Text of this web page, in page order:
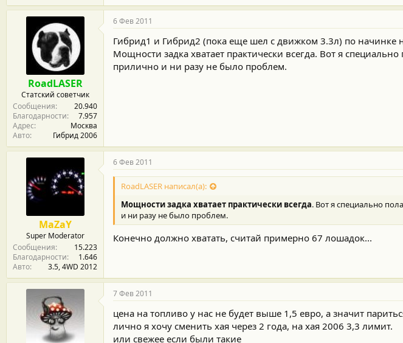
RoadLASER
Статский советчик
Сообщения
20.940
Благодарности
7.957
Адрес
Москва
Авто
Гибрид 2006
6 Фев 2011
Гибрид1 и Гибрид2 (пока еще шел с движком 3.3л) по начинке
Мощности задка хватает практически всегда. Вот я
прилично и ни разу не было проблем.
MaZaY
Super Moderator
Сообщения
15.223
Благодарности
1.646
Авто
3.5, 4WD 2012
6 Фев 2011
RoadLASER написал(а):
Мощности задка хватает практически всегда. Вот я специально
и ни разу не было проблем.
Конечно должно хватать, считай примерно 67 лошадок...
7 Фев 2011
цена на топливо у нас не будет выше 1,5 евро, а значит
лично я хочу сменить хая через 2 года, на хая 2006 3,3 лимит.
или свежее если были такие